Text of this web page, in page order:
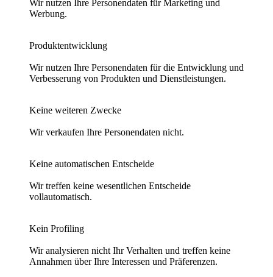
Wir nutzen Ihre Personendaten für Marketing und
Werbung.
Produktentwicklung
Wir nutzen Ihre Personendaten für die Entwicklung und
Verbesserung von Produkten und Dienstleistungen.
Keine weiteren Zwecke
Wir verkaufen Ihre Personendaten nicht.
Keine automatischen Entscheide
Wir treffen keine wesentlichen Entscheide
vollautomatisch.
Kein Profiling
Wir analysieren nicht Ihr Verhalten und treffen keine
Annahmen über Ihre Interessen und Präferenzen.